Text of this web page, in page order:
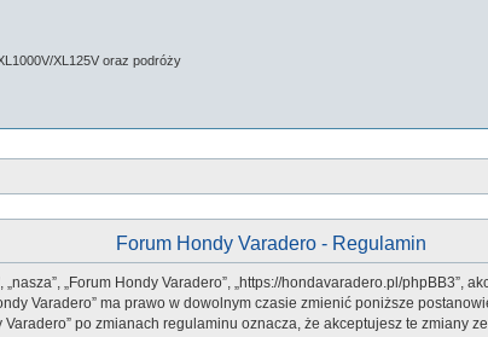
XL125V oraz podróży
Forum Hondy Varadero - Regulamin
„nasza”, „Forum Hondy Varadero”, „https://hondavaradero.pl/
Varadero” ma prawo w dowolnym czasie zmienić poniższe
po zmianach regulaminu oznacza, że akceptujesz te zmiany